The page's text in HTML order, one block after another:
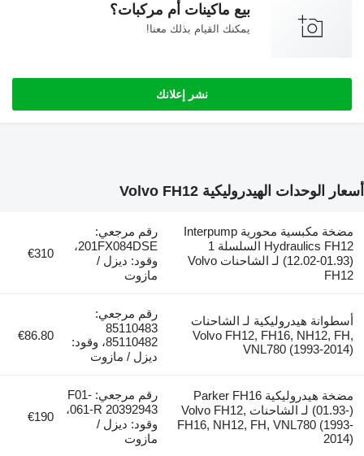
بيع ماكينات أم مركبات؟
يمكنك القيام بذلك معنا!
نشر إعلانك
أسعار الوحدات الهيدروليكية Volvo FH12
مضخة مكبسية محورية Interpump
Hydraulics FH12 السلسلة 1
(01.93-12.02) لـ الشاحنات Volvo
FH12
رقم مرجعي:
201FX084DSE،
وقود: ديزل /
مازوت
€310
أسطوانة هيدروليكية لـ الشاحنات
Volvo FH12, FH16, NH12, FH,
VNL780 (1993-2014)
رقم مرجعي:
85110483
85110482، وقود:
ديزل / مازوت
€86.80
مضخة هيدروليكية Parker FH16
(01.93-) لـ الشاحنات Volvo FH12,
FH16, NH12, FH, VNL780 (1993-
2014)
رقم مرجعي: F01-
061-R 20392943،
وقود: ديزل /
مازوت
€190